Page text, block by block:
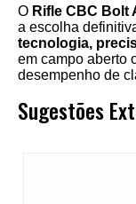
O Rifle CBC Bolt
a escolha
tecnologia,
em campo aberto
desempenho de
Sugestões